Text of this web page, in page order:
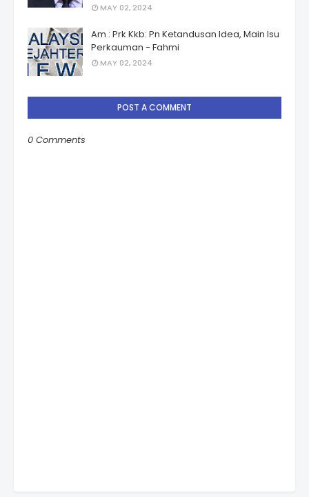
MAY 02, 2024
Am : Prk Kkb: Pn Ketandusan Idea, Main Isu
Perkauman - Fahmi
MAY 02, 2024
POST A COMMENT
0 Comments